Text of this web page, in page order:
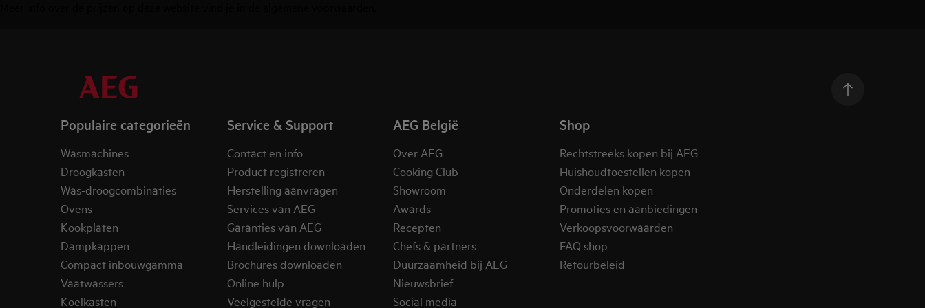
Populaire categorieën
Wasmachines
Droogkasten
Was-droogcombinaties
Ovens
Kookplaten
Dampkappen
Compact inbouwgamma
Vaatwassers
Koelkasten
Service & Support
Contact en info
Product registreren
Herstelling aanvragen
Services van AEG
Garanties van AEG
Handleidingen downloaden
Brochures downloaden
Online hulp
Veelgestelde vragen
AEG België
Over AEG
Cooking Club
Showroom
Awards
Recepten
Chefs & partners
Duurzaamheid bij AEG
Nieuwsbrief
Social media
Shop
Rechtstreeks kopen bij AEG
Huishoudtoestellen kopen
Onderdelen kopen
Promoties en aanbiedingen
Verkoopsvoorwaarden
FAQ shop
Retourbeleid​